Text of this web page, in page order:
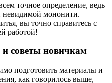
точное определение, ведь
невидимой мононити.
вы точно справитесь с
работой!
и советы новичкам
подготовить материалы и
как говорилось выше,